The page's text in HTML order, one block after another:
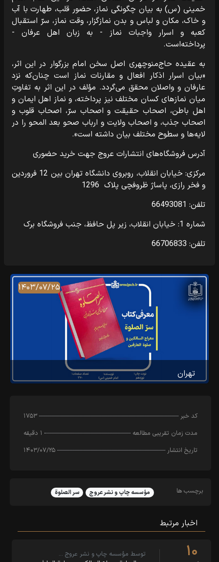
خمینی (س) به بیان چگونگی نماز، حضور قلب، طهارت با آب
و خاک، مکان و لباس و بدن نمازگزار، وقت نماز، سرّ استقبال
کعبه و اسرار واجبات نماز - به زبان اهل عرفان -
پرداخته‌است.
به عقیده حاج‌منوچهری اصل سخن امام بزرگوار در این اثر،
«بیان اسرار اذکار افعال و مقارنات نماز است چنان‌که نزد
عارفان و واصلان محقق می‌گردد. مؤلف در این اثر به تفاوتِ
میان نمازهای کسان مختلف نیز پرداخته، و نماز اهل ایمان و
اهل باطن، اصحاب حقیقت و اصحاب سرّ، اصحاب قلوب و
اصحاب جذب، و اصحاب ولایت و ارباب صحو بعد المحو را در
لایه‌ها و سطوح مختلف بیان داشته است».
آدرس فروشگاه‌های انتشارات عروج جهت خرید حضوری
مرکزی: خیابان انقلاب، روبروی دانشگاه تهران بین 12 فروردین
و فخر رازی، پاساژ ظروفچی پلاک 1296
تلفن: 66493081
شماره 1: خیابان انقلاب، زیر پل حافظ، جنب فروشگاه برک
تلفن: 66706833
۱۴۰۳/۰۷/۲۵
تهران
کد خبر
۱۷۵۳
مدت زمان تقریبی مطالعه
۱ دقیقه
تاریخ انتشار
۱۴۰۳/۰۷/۲۵
برچسب ها مؤسسه چاپ و نشر عروج سر الصلوة
اخبار مرتبط
۱۰
توسط مؤسسه چاپ و نشر عروج …